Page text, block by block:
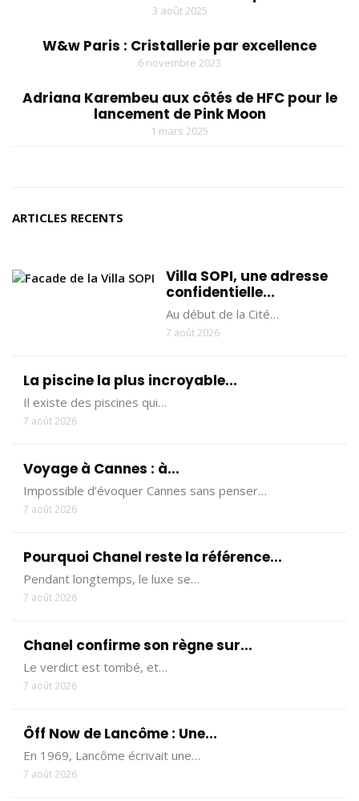
3 août 2025
W&w Paris : Cristallerie par excellence
6 novembre 2023
Adriana Karembeu aux côtés de HFC pour le
lancement de Pink Moon
1 mars 2025
ARTICLES RECENTS
Villa SOPI, une adresse
confidentielle...
Au début de la Cité…
7 août 2026
La piscine la plus incroyable...
Il existe des piscines qui…
7 août 2026
Voyage à Cannes : à...
Impossible d’évoquer Cannes sans penser…
7 août 2026
Pourquoi Chanel reste la référence...
Pendant longtemps, le luxe se…
7 août 2026
Chanel confirme son règne sur...
Le verdict est tombé, et…
7 août 2026
Ôff Now de Lancôme : Une...
En 1969, Lancôme écrivait une…
7 août 2026